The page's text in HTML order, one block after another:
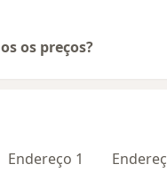
os preços?
Endereço 1